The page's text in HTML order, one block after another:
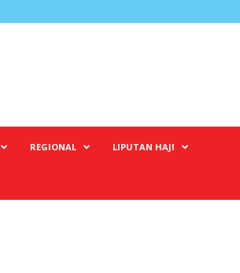
REGIONAL LIPUTAN HAJI